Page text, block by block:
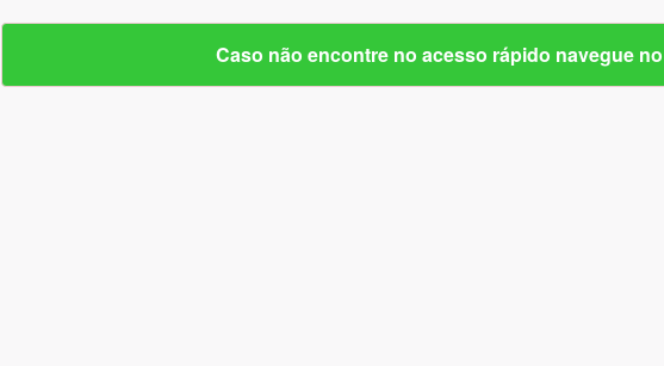
Caso não encontre no acesso rápido navegue